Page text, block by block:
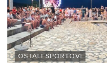
OSTALI SPORTOVI